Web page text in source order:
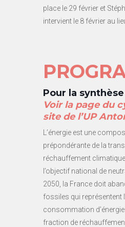
place le 29 février et
intervient le 8 février au
Pour la
Voir la page du
site de l’UP
L’énergie est une
prépondérante de la
réchauffement
l’objectif national de
2050, la France doit
fossiles qui représentent
consommation
fraction de